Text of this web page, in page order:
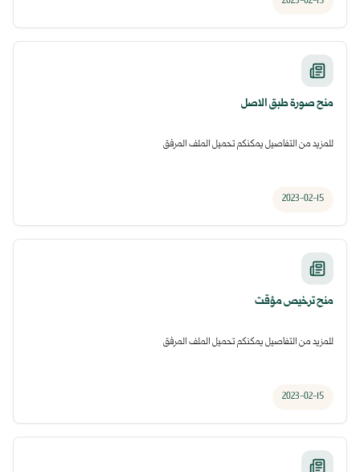
منح صورة طبق الاصل
للمزيد من التفاصيل يمكنكم تحميل الملف المرفق
2023-02-15
منح ترخيص مؤقت
للمزيد من التفاصيل يمكنكم تحميل الملف المرفق
2023-02-15